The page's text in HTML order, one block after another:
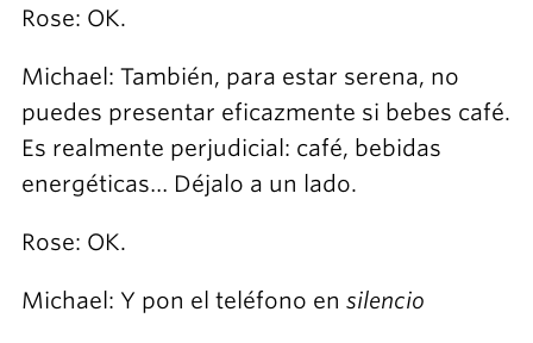
Rose: OK.
Michael: También, para estar serena, no
puedes presentar eficazmente si bebes café.
Es realmente perjudicial: café, bebidas
energéticas… Déjalo a un lado.
Rose: OK.
Michael: Y pon el teléfono en silencio